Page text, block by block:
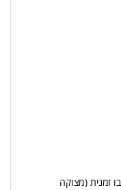
בו זמנית (מצוקה